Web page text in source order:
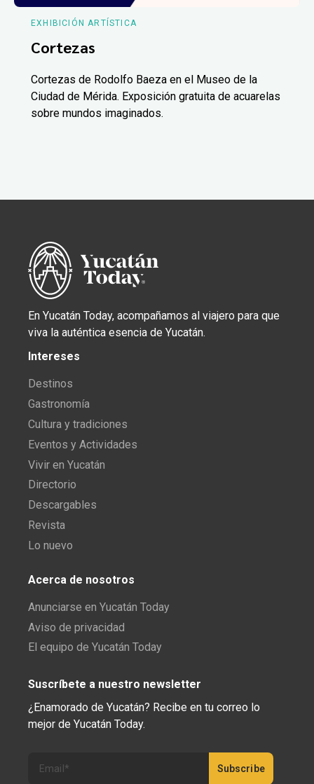
EXHIBICIÓN ARTÍSTICA
Cortezas
Cortezas de Rodolfo Baeza en el Museo de la
Ciudad de Mérida. Exposición gratuita de acuarelas
sobre mundos imaginados.
En Yucatán Today, acompañamos al viajero para que
viva la auténtica esencia de Yucatán.
Intereses
Destinos
Gastronomía
Cultura y tradiciones
Eventos y Actividades
Vivir en Yucatán
Directorio
Descargables
Revista
Lo nuevo
Acerca de nosotros
Anunciarse en Yucatán Today
Aviso de privacidad
El equipo de Yucatán Today
Suscríbete a nuestro newsletter
¿Enamorado de Yucatán? Recibe en tu correo lo
mejor de Yucatán Today.